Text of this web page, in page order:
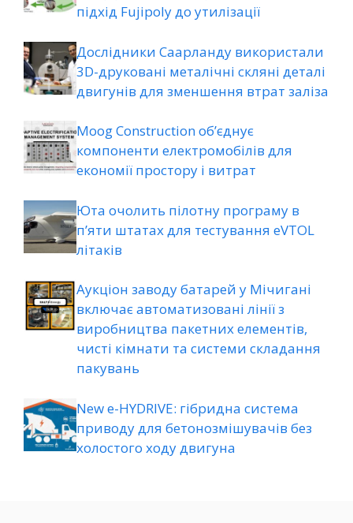
підхід Fujipoly до утилізації
Дослідники Саарланду використали
3D-друковані металічні скляні деталі
двигунів для зменшення втрат заліза
Moog Construction об’єднує
компоненти електромобілів для
економії простору і витрат
Юта очолить пілотну програму в
п’яти штатах для тестування eVTOL
літаків
Аукціон заводу батарей у Мічигані
включає автоматизовані лінії з
виробництва пакетних елементів,
чисті кімнати та системи складання
пакувань
New e-HYDRIVE: гібридна система
приводу для бетонозмішувачів без
холостого ходу двигуна